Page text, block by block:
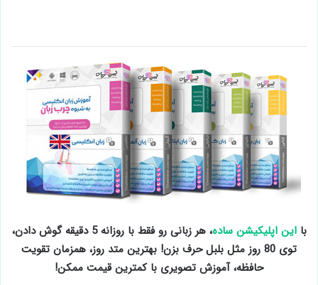
بااین اپلیکیشن ساده
، هر زبانی رو فقط با روزانه 5 دقیقه گوش دادن،
توی 80 روز مثل بلبل حرف بزن! بهترین متد روز، همزمان تقویت
حافظه، آموزش تصویری با کمترین قیمت ممکن!